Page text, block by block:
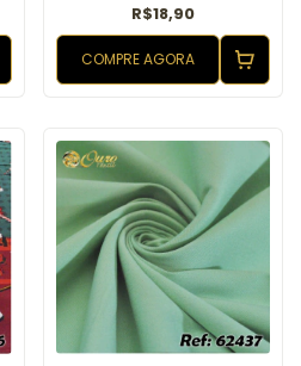
R$18,90
COMPRE AGORA